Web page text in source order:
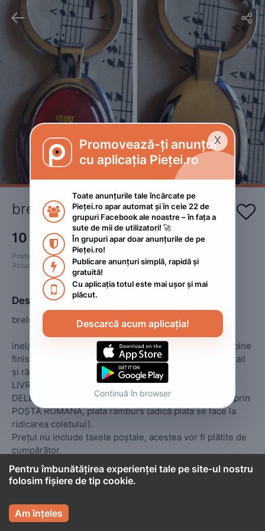
 
breloc zodiacal ARIES (Berbec) 
10 RON
Postat
2026. martie 13.
Actualizat
2026. iunie 7.
Descriere
breloc zodiacal ARIES (Berbec)
inel/carabină din oțel, breloc din metal cromat foarte bine
finisat, cu efigie zodiacală aurie, în relief (3D), sub email
și rășină în strat de cca 3mm.
LIVRAREA se face PERSONAL sau către o PERSOANĂ
DELEGATĂ de către cumpărător – în BUCUREȘTI sau prin
POȘTA ROMÂNĂ, plata ramburs (adică plata se face la
ridicarea coletului).
Prețul nu include taxele poștale, acestea vor fi plătite de
cumpărător.
Suma minimă pentru care expediez colete este de 50 lei.
De aceea, vă invit să vă uitați și la celelalte produse pe
care le am, poate reușiți să faceți un colet care să poată fi
expediat.
X
Promovează-ți anunțul
cu aplicația Pieței.ro

Toate anunțurile tale încărcate pe
Pieței.ro apar automat și în cele 22 de
grupuri Facebook ale noastre – în fața a
sute de mii de utilizatori! 🚀

În grupuri apar doar anunțurile de pe
Pieței.ro!

Publicare anunțuri simplă, rapidă și
gratuită!

Cu aplicația totul este mai ușor și mai
plăcut.
Descarcă acum aplicația!
Continuă în browser
Pentru îmbunătățirea experienței tale pe site-ul nostru
folosim fișiere de tip cookie.
Am înțeles